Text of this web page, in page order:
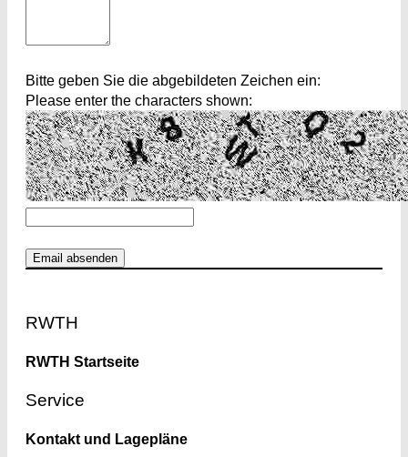
Bitte geben Sie die abgebildeten Zeichen ein:
Please enter the characters shown:
RWTH
RWTH Startseite
Service
Kontakt und Lagepläne